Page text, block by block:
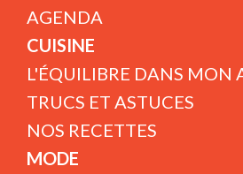
AGENDA
CUISINE
L'ÉQUILIBRE DANS MON
TRUCS ET ASTUCES
NOS RECETTES
MODE